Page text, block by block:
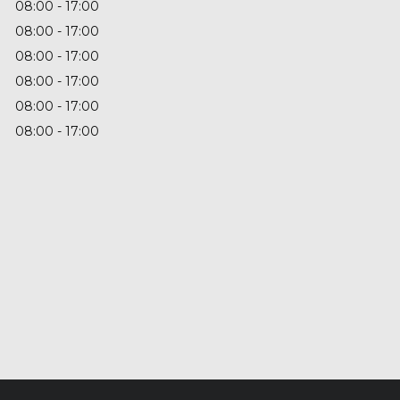
08:00
17:00
08:00
17:00
08:00
17:00
08:00
17:00
08:00
17:00
08:00 17:00